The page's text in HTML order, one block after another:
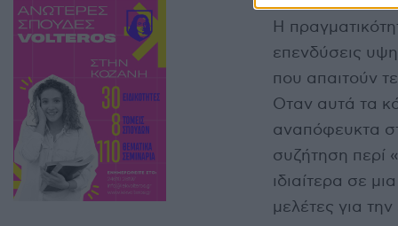
Η
επενδύσεις
που απαιτούν
Oταν αυτά τα
αναπόφευκτα
συζήτηση περί
ιδιαίτερα σε
μελέτες για